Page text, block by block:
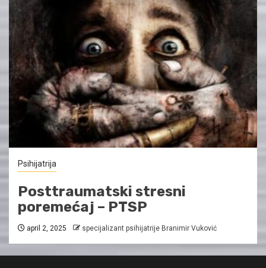
Psihijatrija
Posttraumatski stresni
poremećaj – PTSP
april 2, 2025 specijalizant psihijatrije Branimir Vuković